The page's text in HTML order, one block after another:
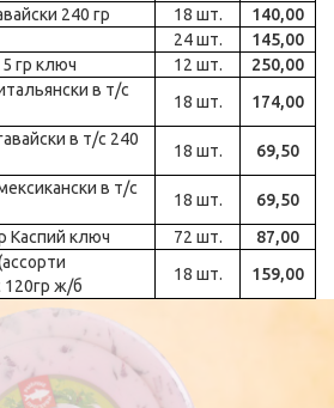
240 гр
18 шт.
140,00
24 шт.
145,00
гр ключ
12 шт.
250,00
в т/с
18 шт.
174,00
в т/с 240
18 шт.
69,50
в т/с
18 шт.
69,50
Каспий ключ
72 шт.
87,00
120гр ж/б
18 шт. 159,00